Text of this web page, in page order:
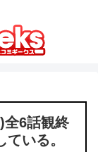
全6話観終
いる。